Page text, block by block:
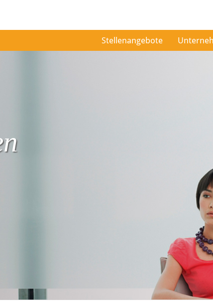
Stellenangebote